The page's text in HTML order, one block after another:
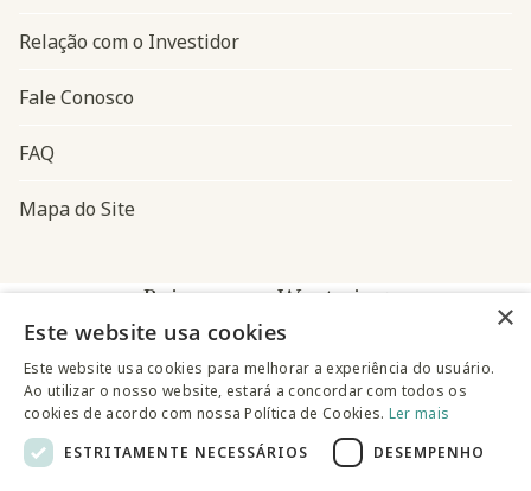
Relação com o Investidor
Fale Conosco
FAQ
Mapa do Site
Baixe o app Westwing
×
Este website usa cookies
Este website usa cookies para melhorar a experiência do usuário.
Ao utilizar o nosso website, estará a concordar com todos os
cookies de acordo com nossa Política de Cookies. Ler mais
ESTRITAMENTE NECESSÁRIOS
DESEMPENHO